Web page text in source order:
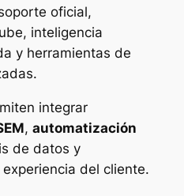
oficial,
inteligencia
y herramientas de
integrar
, automatización
de datos y
del cliente.